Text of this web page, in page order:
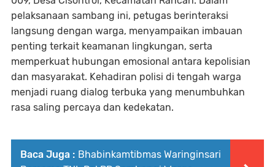
pelaksanaan sambang ini, petugas berinteraksi
langsung dengan warga, menyampaikan imbauan
penting terkait keamanan lingkungan, serta
memperkuat hubungan emosional antara kepolisian
dan masyarakat. Kehadiran polisi di tengah warga
menjadi ruang dialog terbuka yang menumbuhkan
rasa saling percaya dan kedekatan.
Baca Juga : Bhabinkamtibmas Waringinsari